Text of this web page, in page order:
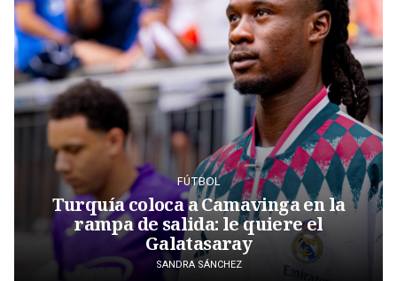
FÚTBOL
Turquía coloca a Camavinga en la
rampa de salida: le quiere el
Galatasaray
SANDRA SÁNCHEZ